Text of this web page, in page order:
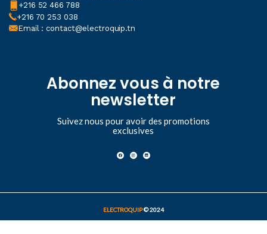
+216 52 466 788
+216 70 253 038
Email : contact@electroquip.tn
Abonnez vous à notre
newsletter
Suivez nous pour avoir des promotions
exclusives
ELECTROQUIP© 2024